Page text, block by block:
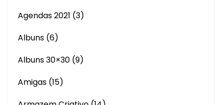
Agendas 2021 (3)
Albuns (6)
Albuns 30×30 (9)
Amigas (15)